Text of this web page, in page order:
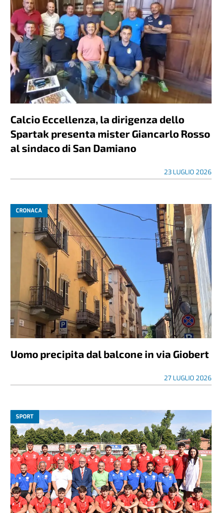
Calcio Eccellenza, la dirigenza dello
Spartak presenta mister Giancarlo Rosso
al sindaco di San Damiano
23 LUGLIO 2026
CRONACA
Uomo precipita dal balcone in via Giobert
27 LUGLIO 2026
SPORT